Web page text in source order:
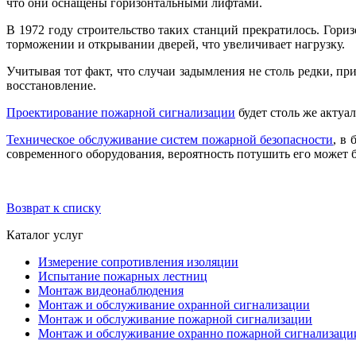
В 1972 году строительство таких станций прекратилось.
торможении и открывании дверей, что увеличивает нагрузку.
Учитывая тот факт, что случаи задымления не столь редки,
восстановление.
Проектирование пожарной сигнализации будет столь же
Техническое обслуживание систем пожарной безопасности, в
современного оборудования, вероятность потушить его
Возврат к списку
Каталог услуг
Измерение сопротивления изоляции
Испытание пожарных лестниц
Монтаж видеонаблюдения
Монтаж и обслуживание охранной сигнализации
Монтаж и обслуживание пожарной сигнализации
Монтаж и обслуживание охранно пожарной